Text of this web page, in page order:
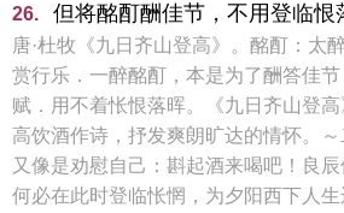
26. 但将酩酊酬佳节，不用登临恨
唐·杜牧《九日齐山登高》。酩酊：太
赏行乐．一醉酩酊，本是为了酬答佳
赋．用不着怅恨落晖。《九日齐山登
高饮酒作诗，抒发爽朗旷达的情怀。～
又像是劝慰自己：斟起酒来喝吧！良辰
何必在此时登临怅惘，为夕阳西下人